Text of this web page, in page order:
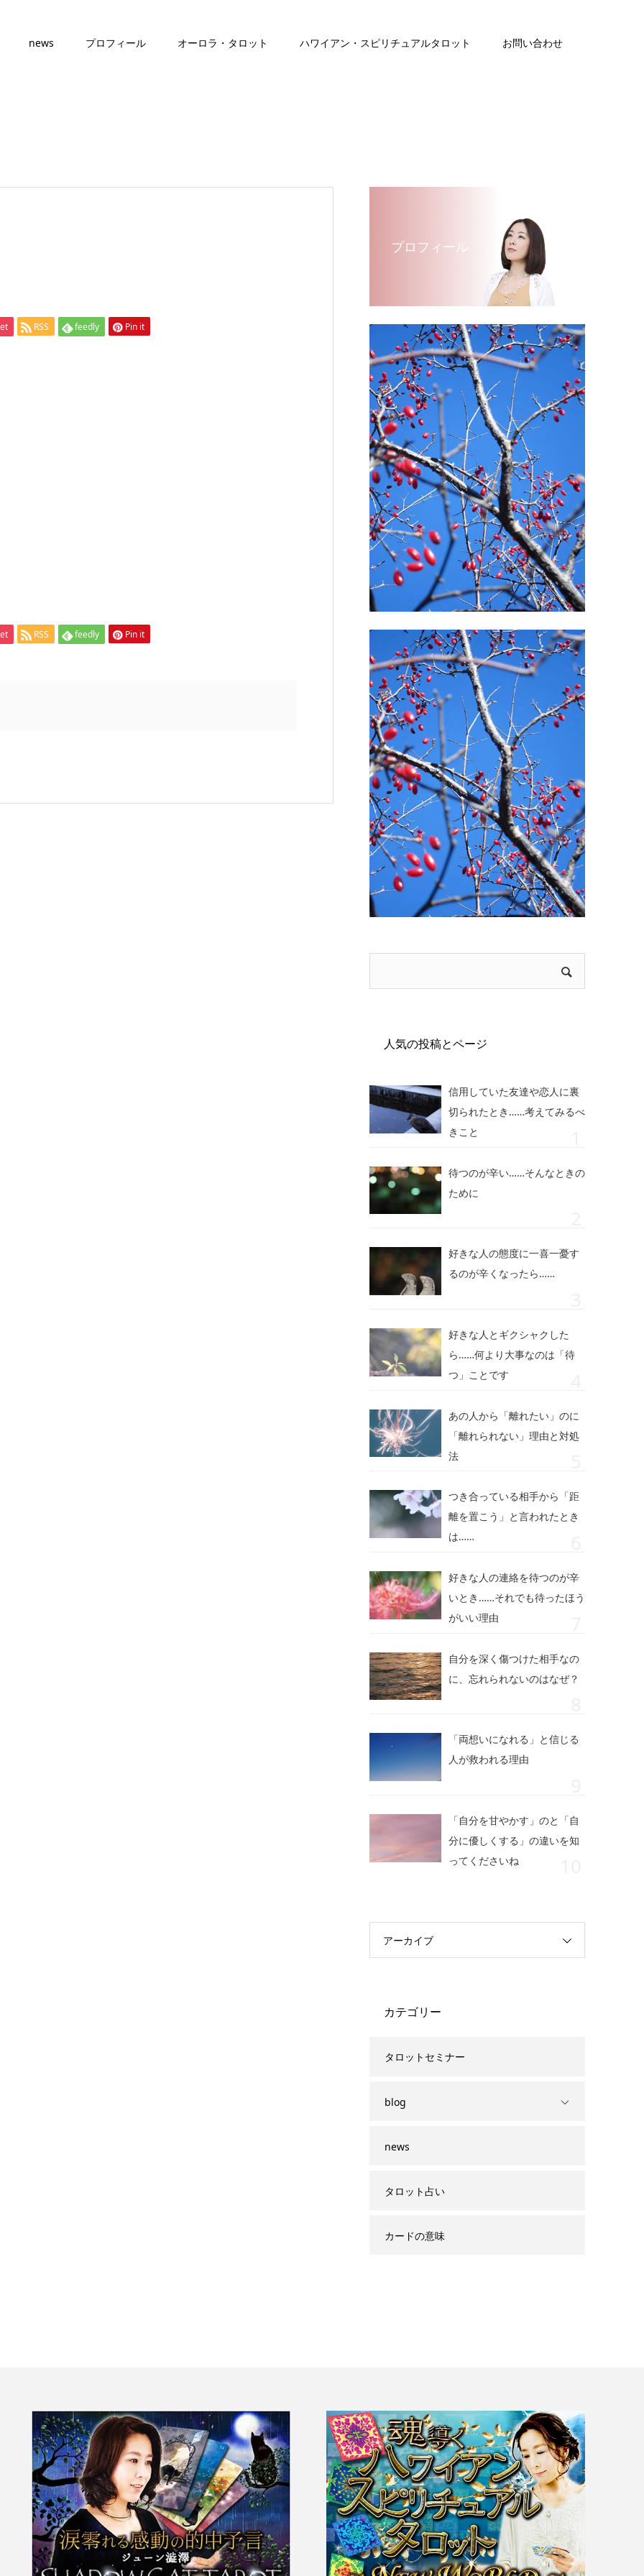
news プロフィール オーロラ・タロット ハワイアン・スピリチュアルタロット お問い合わせ
RSS feedly Pin it
RSS feedly Pin it
プロフィール
人気の投稿とページ
信用していた友達や恋人に裏
切られたとき……考えてみるべ
きこと
待つのが辛い……そんなときの
ために
好きな人の態度に一喜一憂す
るのが辛くなったら……
好きな人とギクシャクした
ら……何より大事なのは「待
つ」ことです
あの人から「離れたい」のに
「離れられない」理由と対処
法
つき合っている相手から「距
離を置こう」と言われたとき
は……
好きな人の連絡を待つのが辛
いとき……それでも待ったほう
がいい理由
自分を深く傷つけた相手なの
に、忘れられないのはなぜ？
「両想いになれる」と信じる
人が救われる理由
「自分を甘やかす」のと「自
分に優しくする」の違いを知
ってくださいね
アーカイブ
カテゴリー
タロットセミナー
blog
news
タロット占い
カードの意味